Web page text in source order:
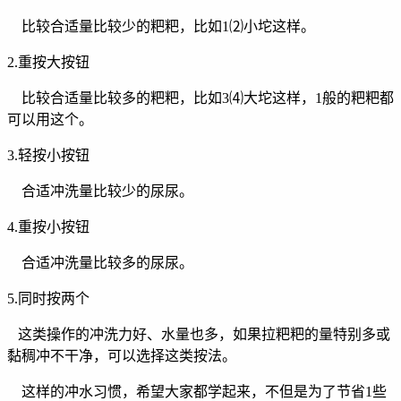
比较合适量比较少的粑粑，比如1⑵小坨这样。
2.重按大按钮
比较合适量比较多的粑粑，比如3⑷大坨这样，1般的粑粑都
可以用这个。
3.轻按小按钮
合适冲洗量比较少的尿尿。
4.重按小按钮
合适冲洗量比较多的尿尿。
5.同时按两个
这类操作的冲洗力好、水量也多，如果拉粑粑的量特别多或
黏稠冲不干净，可以选择这类按法。
这样的冲水习惯，希望大家都学起来，不但是为了节省1些